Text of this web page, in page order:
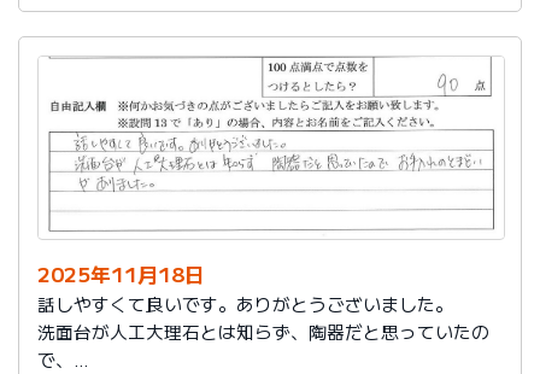
2025年11月18日
話しやすくて良いです。ありがとうございました。
洗面台が人工大理石とは知らず、陶器だと思っていたの
で、